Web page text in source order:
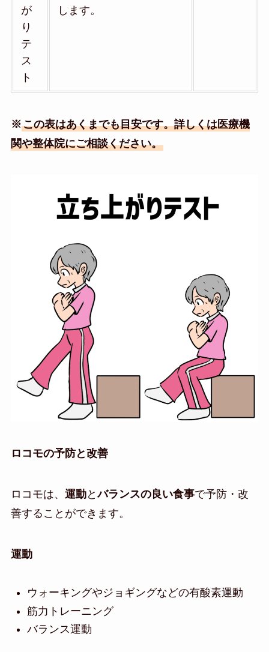
が
り
テ
ス
ト
します。
※この表はあくまでも目安です。詳しくは医療機
関や整体院にご相談ください。
ロコモの予防と改善
ロコモは、 運動とバランスの良い食事で予防・改
善することができます。
運動
ウォーキングやジョギングなどの有酸素運動
筋力トレーニング
バランス運動